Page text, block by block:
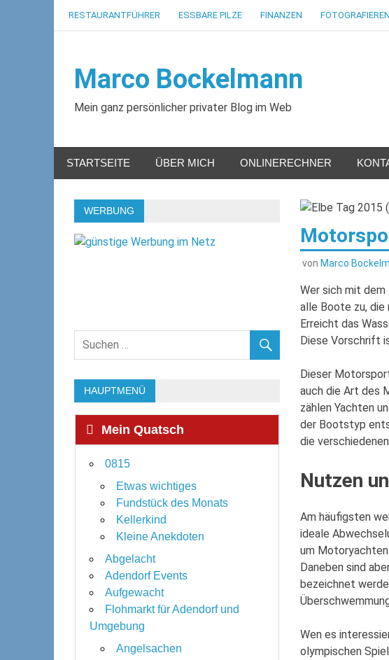
RESTAURANTFÜHRER ESSBARE PILZE FINANZEN FOTOGRAFIEREN
Marco Bockelmann
Mein ganz persönlicher privater Blog im Web
STARTSEITE ÜBER MICH ONLINERECHNER
von Marco
Wer sich mit
alle Boote zu, die
Erreicht das
Diese Vorschrift
Dieser
auch die Art des
zählen Yachten
der Bootstyp
die
Nutzen
Am häufigsten
ideale
um
Daneben sind
bezeichnet
Wen es
olympischen
WERBUNG
HAUPTMENÜ
Mein Quatsch
0815
Etwas wichtiges
Fundstück des Monats
Kellerkind
Kleine Anekdoten
Abgelacht
Adendorf Events
Aufgewacht
Flohmarkt für Adendorf und
Umgebung
Angelsachen